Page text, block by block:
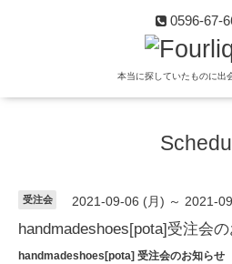
0596-67-
本当に探していたものに出
受注会 2021-09-06 (月) ～ 2021-
handmadeshoes[pota]受注会
handmadeshoes[pota] 受注会のお知らせ